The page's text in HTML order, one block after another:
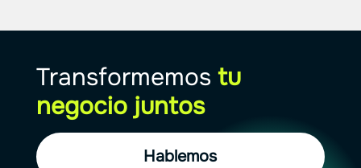
Transformemos tu
negocio juntos
Hablemos